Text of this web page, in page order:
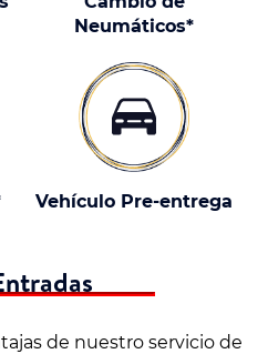
Neumáticos*
Vehículo Pre-entrega
de nuestro servicio de